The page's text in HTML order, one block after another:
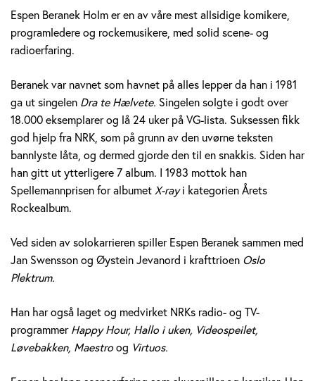
e
n
B
e
r
a
n
e
k
H
o
l
Espen Beranek Holm er en av våre mest allsidige komikere,
programledere og rockemusikere, med solid scene- og
radioerfaring.
Beranek var navnet som havnet på alles lepper da han i 1981
ga ut singelen Dra te Hælvete. Singelen solgte i godt over
18.000 eksemplarer og lå 24 uker på VG-lista. Suksessen fikk
god hjelp fra NRK, som på grunn av den uvørne teksten
bannlyste låta, og dermed gjorde den til en snakkis. Siden har
han gitt ut ytterligere 7 album. I 1983 mottok han
Spellemannprisen for albumetX-rayi kategorien Årets
Rockealbum.
Ved siden av solokarrieren spiller Espen Beranek sammen med
Jan Swensson og Øystein Jevanord i krafttrioen Oslo
Plektrum.
Han har også laget og medvirket NRKs radio- og TV-
programmerHappy Hour, Hallo i uken, Videospeilet,
Løvebakken, Maestroog Virtuos.